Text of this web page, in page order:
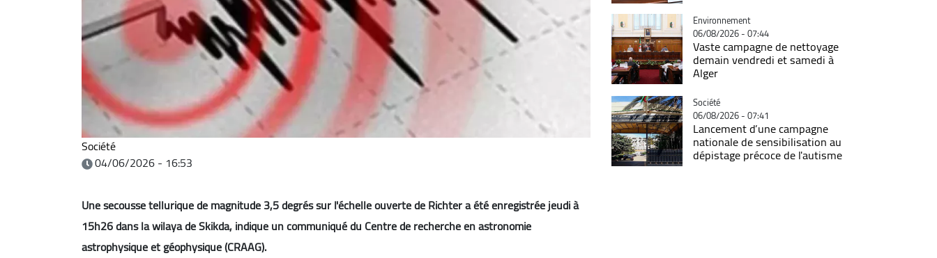
Société
04/06/2026 - 16:53
Une secousse tellurique de magnitude 3,5 degrés sur l'échelle ouverte de Richter a été enregistrée jeudi à
15h26 dans la wilaya de Skikda, indique un communiqué du Centre de recherche en astronomie
astrophysique et géophysique (CRAAG).
Catégorie
Environnement
06/08/2026 - 07:44
Vaste campagne de nettoyage
demain vendredi et samedi à
Alger
Catégorie
Société
06/08/2026 - 07:41
Lancement d’une campagne
nationale de sensibilisation au
dépistage précoce de l'autisme